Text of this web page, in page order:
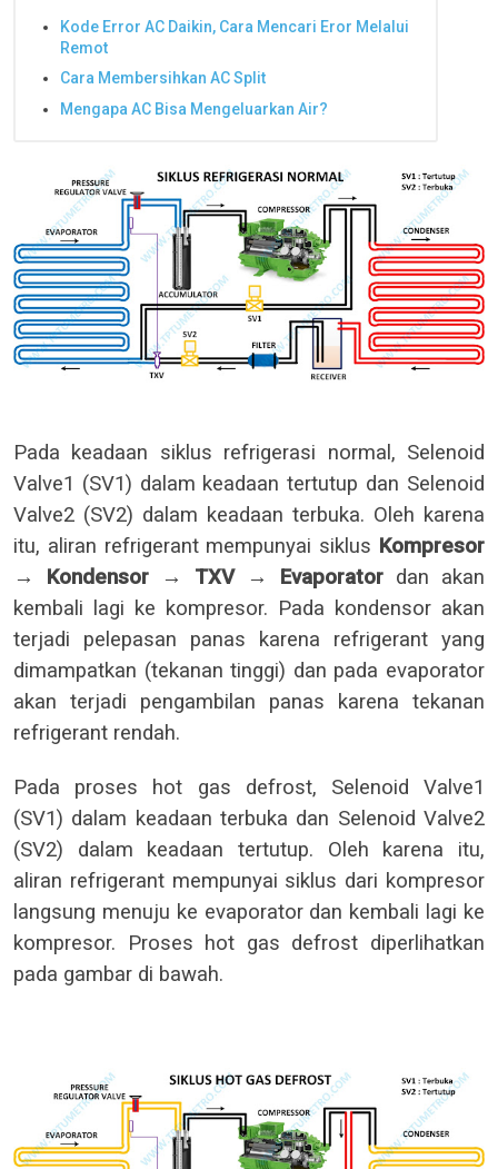
Kode Error AC Daikin, Cara Mencari Eror Melalui
Remot
Cara Membersihkan AC Split
Mengapa AC Bisa Mengeluarkan Air?
Pada keadaan siklus refrigerasi normal, Selenoid
Valve1 (SV1) dalam keadaan tertutup dan Selenoid
Valve2 (SV2) dalam keadaan terbuka. Oleh karena
itu, aliran refrigerant mempunyai siklus Kompresor
→ Kondensor → TXV → Evaporator dan akan
kembali lagi ke kompresor. Pada kondensor akan
terjadi pelepasan panas karena refrigerant yang
dimampatkan (tekanan tinggi) dan pada evaporator
akan terjadi pengambilan panas karena tekanan
refrigerant rendah.
Pada proses hot gas defrost, Selenoid Valve1
(SV1) dalam keadaan terbuka dan Selenoid Valve2
(SV2) dalam keadaan tertutup. Oleh karena itu,
aliran refrigerant mempunyai siklus dari kompresor
langsung menuju ke evaporator dan kembali lagi ke
kompresor. Proses hot gas defrost diperlihatkan
pada gambar di bawah.